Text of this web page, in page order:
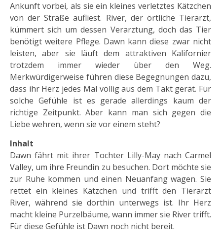
Ankunft vorbei, als sie ein kleines verletztes Kätzchen
von der Straße aufliest. River, der örtliche Tierarzt,
kümmert sich um dessen Verarztung, doch das Tier
benötigt weitere Pflege. Dawn kann diese zwar nicht
leisten, aber sie läuft dem attraktiven Kalifornier
trotzdem immer wieder über den Weg.
Merkwürdigerweise führen diese Begegnungen dazu,
dass ihr Herz jedes Mal völlig aus dem Takt gerät. Für
solche Gefühle ist es gerade allerdings kaum der
richtige Zeitpunkt. Aber kann man sich gegen die
Liebe wehren, wenn sie vor einem steht?
Inhalt
Dawn fährt mit ihrer Tochter Lilly-May nach Carmel
Valley, um ihre Freundin zu besuchen. Dort möchte sie
zur Ruhe kommen und einen Neuanfang wagen. Sie
rettet ein kleines Kätzchen und trifft den Tierarzt
River, während sie dorthin unterwegs ist. Ihr Herz
macht kleine Purzelbäume, wann immer sie River trifft.
Für diese Gefühle ist Dawn noch nicht bereit.